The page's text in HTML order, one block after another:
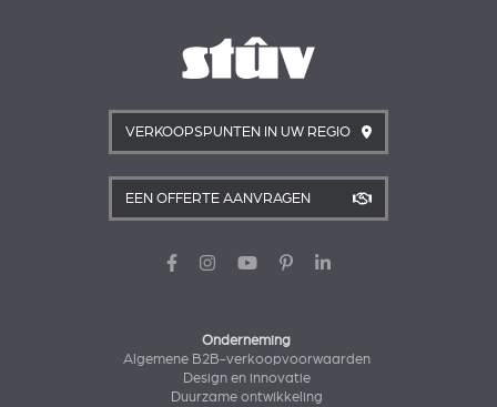
VERKOOPSPUNTEN IN UW REGIO
EEN OFFERTE AANVRAGEN
Onderneming
Algemene B2B-verkoopvoorwaarden
Design en innovatie
Duurzame ontwikkeling